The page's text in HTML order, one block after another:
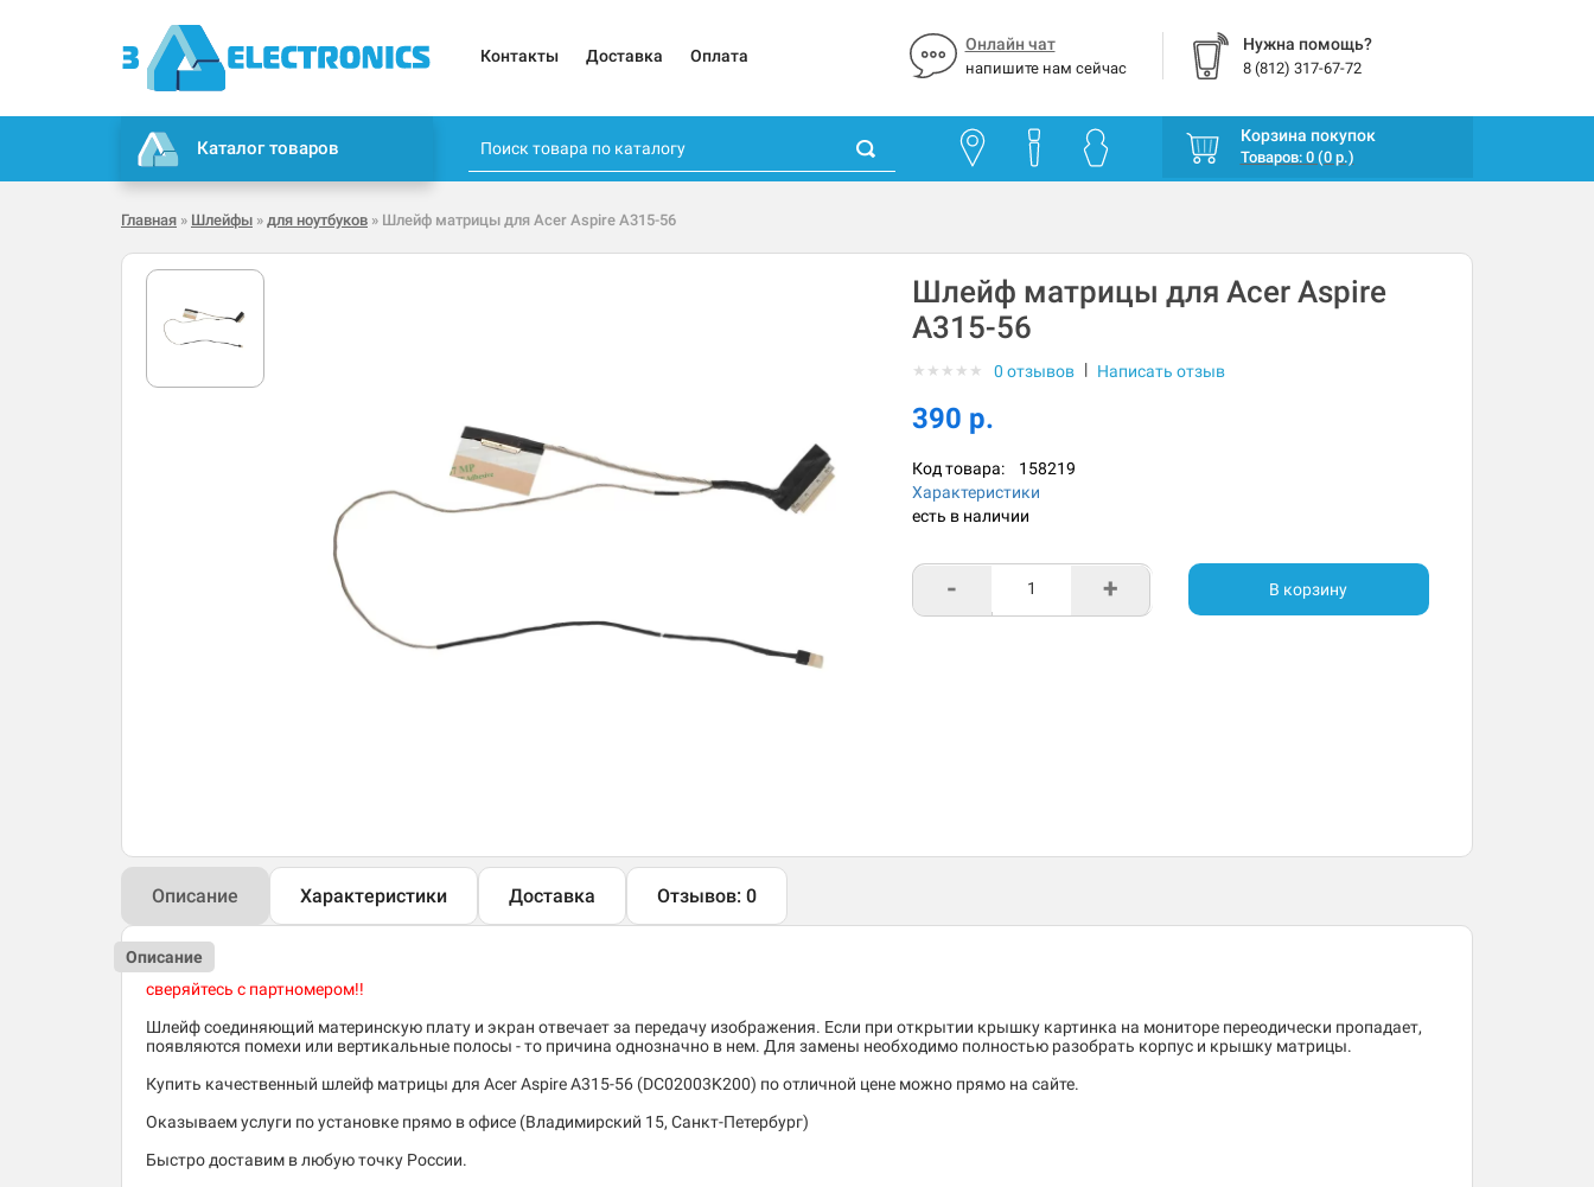
Контакты Доставка Оплата
Онлайн чат
напишите нам сейчас
Нужна помощь?
8 (812) 317-67-72
Каталог товаров
Корзина покупок
Товаров: 0 (0 р.)
Главная » Шлейфы » для ноутбуков » Шлейф матрицы для Acer Aspire A315-56
Шлейф матрицы для Acer Aspire
A315-56
★ ★ ★ ★ ★ 0 отзывов | Написать отзыв
390 р.
Код товара: 158219
Характеристики
есть в наличии
- + В корзину
Описание Характеристики Доставка Отзывов: 0
Описание
сверяйтесь с партномером!!
Шлейф соединяющий материнскую плату и экран отвечает за передачу изображения. Если при открытии крышку картинка на мониторе переодически пропадает,
появляются помехи или вертикальные полосы - то причина однозначно в нем. Для замены необходимо полностью разобрать корпус и крышку матрицы.
Купить качественный шлейф матрицы для Acer Aspire A315-56 (DC02003K200) по отличной цене можно прямо на сайте.
Оказываем услуги по установке прямо в офисе (Владимирский 15, Санкт-Петербург)
Быстро доставим в любую точку России.